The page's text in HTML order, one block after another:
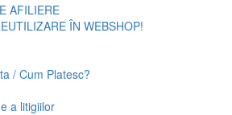
AFILIERE
ÎN WEBSHOP!
/ Cum Platesc?
a litigiilor